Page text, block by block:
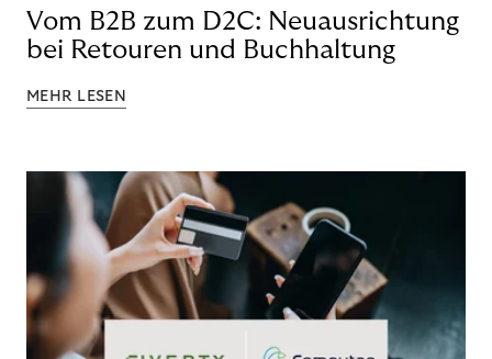
Vom B2B zum D2C: Neuausrichtung
bei Retouren und Buchhaltung
MEHR LESEN